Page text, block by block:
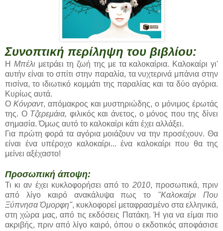
Συνοπτική περίληψη του βιβλίου:
Η Μπέλι μετράει τη ζωή της με τα καλοκαίρια. Καλοκαίρι γι'
αυτήν είναι το σπίτι στην παραλία, τα νυχτερινά μπάνια στην
πισίνα, το ιδιωτικό κομμάτι της παραλίας και τα δύο αγόρια.
Κυρίως αυτά.
Ο Κόνραντ, απόμακρος και μυστηριώδης, ο μόνιμος έρωτάς
της. ΟΤζερεμάια, φιλικός και άνετος, ο μόνος που της δίνει
σημασία. Όμως αυτό το καλοκαίρι κάτι έχει αλλάξει.
Για πρώτη φορά τα αγόρια μοιάζουν να την προσέχουν. Θα
είναι ένα υπέροχο καλοκαίρι... ένα καλοκαίρι που θα της
μείνει αξέχαστο!
Προσωπική άποψη:
Τι κι αν έχει κυκλοφορήσει από το 2010, προσωπικά, πριν
από λίγο καιρό ανακάλυψα πως το "Καλοκαίρι Που
Ξύπνησα Όμορφη", κυκλοφορεί μεταφρασμένο στα ελληνικά,
στη χώρα μας, από τις εκδόσεις Πατάκη. Ή για να είμαι πιο
ακριβής, πριν από λίγο καιρό, όπου ο εκδοτικός αποφάσισε